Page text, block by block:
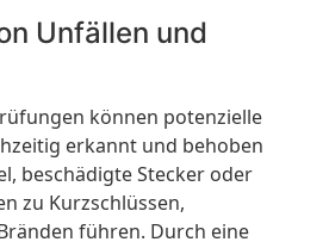
Unfällen und
können potenzielle
erkannt und behoben
beschädigte Stecker oder
zu Kurzschlüssen,
führen. Durch eine